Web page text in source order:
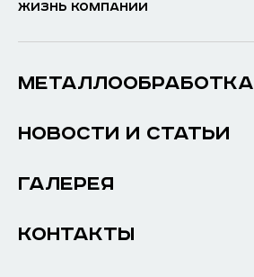
ЖИЗНЬ КОМПАНИИ
МЕТАЛЛООБРАБОТКА
НОВОСТИ И СТАТЬИ
ГАЛЕРЕЯ
КОНТАКТЫ